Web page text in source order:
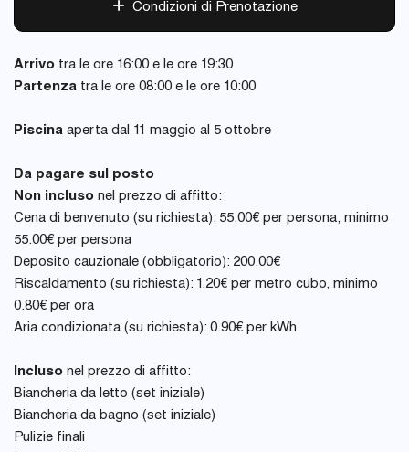
Condizioni di Prenotazione
Arrivo tra le ore 16:00 e le ore 19:30
Partenza tra le ore 08:00 e le ore 10:00
Piscina aperta dal 11 maggio al 5 ottobre
Da pagare sul posto
Non incluso nel prezzo di affitto:
Cena di benvenuto (su richiesta): 55.00€ per persona, minimo
55.00€ per persona
Deposito cauzionale (obbligatorio): 200.00€
Riscaldamento (su richiesta): 1.20€ per metro cubo, minimo
0.80€ per ora
Aria condizionata (su richiesta): 0.90€ per kWh
Incluso nel prezzo di affitto:
Biancheria da letto (set iniziale)
Biancheria da bagno (set iniziale)
Pulizie finali